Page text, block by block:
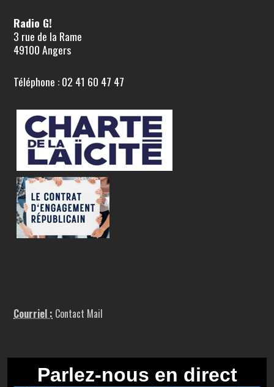
Radio G!
3 rue de la Rame
49100 Angers
Téléphone : 02 41 60 47 47
Courriel : Contact Mail